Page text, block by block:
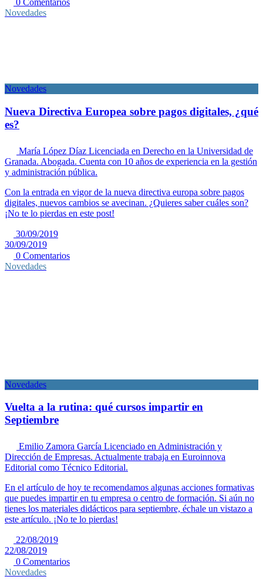
0 Comentarios
Novedades
Novedades
Nueva Directiva Europea sobre pagos digitales, ¿qué
es?
María López Díaz Licenciada en Derecho en la Universidad de
Granada. Abogada. Cuenta con 10 años de experiencia en la gestión
y administración pública.
Con la entrada en vigor de la nueva directiva europa sobre pagos
digitales, nuevos cambios se avecinan. ¿Quieres saber cuáles son?
¡No te lo pierdas en este post!
30/09/2019
30/09/2019
0 Comentarios
Novedades
Novedades
Vuelta a la rutina: qué cursos impartir en
Septiembre
Emilio Zamora García Licenciado en Administración y
Dirección de Empresas. Actualmente trabaja en Euroinnova
Editorial como Técnico Editorial.
En el artículo de hoy te recomendamos algunas acciones formativas
que puedes impartir en tu empresa o centro de formación. Si aún no
tienes los materiales didácticos para septiembre, échale un vistazo a
este artículo. ¡No te lo pierdas!
22/08/2019
22/08/2019
0 Comentarios
Novedades